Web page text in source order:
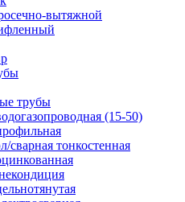
вытяжной
трубы
(15-50)
сварная тонкостенная